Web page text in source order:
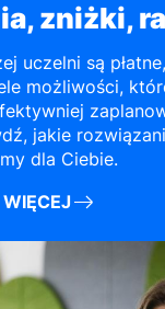
zniżki,
uczelni są
możliwości,
jakie
dla Ciebie.